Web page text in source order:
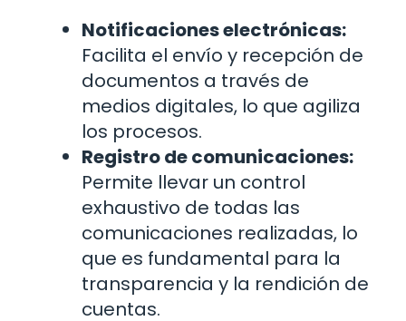
Notificaciones electrónicas:
Facilita el envío y recepción de
documentos a través de
medios digitales, lo que agiliza
los procesos.
Registro de comunicaciones:
Permite llevar un control
exhaustivo de todas las
comunicaciones realizadas, lo
que es fundamental para la
transparencia y la rendición de
cuentas.